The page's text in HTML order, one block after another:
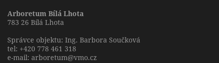
Arboretum Bílá Lhota
783 26 Bílá Lhota
Správce objektu: Ing. Barbora Součková
tel: +420 778 461 318
e-mail: arboretum@vmo.cz